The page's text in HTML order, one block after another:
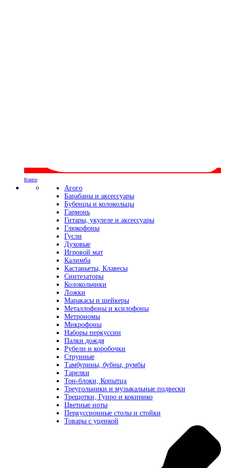
Книги
Агого
Барабаны и аксессуары
Бубенцы и колокольцы
Гармонь
Гитары, укулеле и аксессуары
Глюкофоны
Гусли
Духовые
Игровой мат
Калимба
Кастаньеты, Клавесы
Синтезаторы
Колокольчики
Ложки
Маракасы и шейкеры
Металлофоны и ксилофоны
Метрономы
Микрофоны
Наборы перкуссии
Палки дождя
Рубели и коробочки
Струнные
Тамбурины, бубны, румбы
Тарелки
Тон-блоки, Копытца
Треугольники и музыкальные подвески
Трещотки, Гуиро и кокирико
Цветные ноты
Перкуссионные столы и стойки
Товары с уценкой